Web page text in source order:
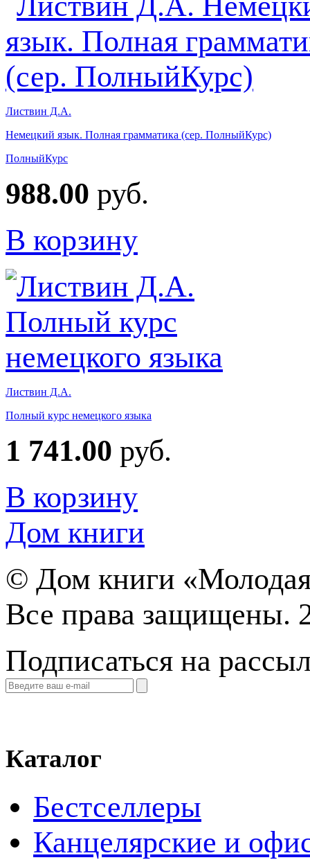
Листвин Д.А.
Немецкий язык. Полная грамматика (сер. ПолныйКурс)
ПолныйКурс
988.00 руб.
В корзину
Листвин Д.А.
Полный курс немецкого языка
1 741.00 руб.
В корзину
Дом книги
© Дом книги
Все права защищены.
Подписаться на
Каталог
Бестселлеры
Канцелярские и